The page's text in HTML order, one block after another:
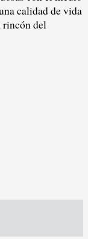
calidad de vida
rincón del